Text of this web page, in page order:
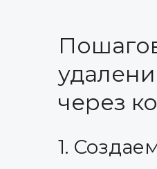
через
1.